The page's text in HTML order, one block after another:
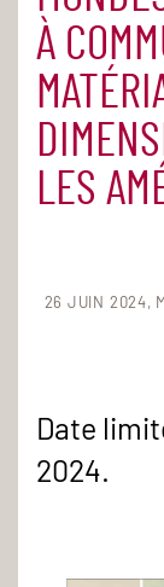
À
LES
26 JUIN 2024
Date
2024.